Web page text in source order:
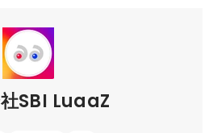
ィブディレクター
SBI LuaaZ